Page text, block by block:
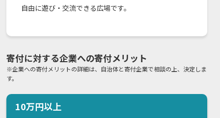
自由に遊び・交流できる広場です。
寄付に対する企業への寄付メリット
※企業への寄付メリットの詳細は、自治体と寄付企業で相談の上、決定しま
す。
10万円以上